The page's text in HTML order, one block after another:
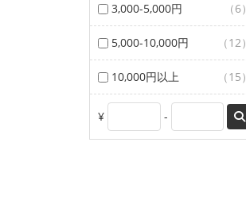
3,000-5,000円 （6）
5,000-10,000円 （12）
10,000円以上 （15）
¥ -